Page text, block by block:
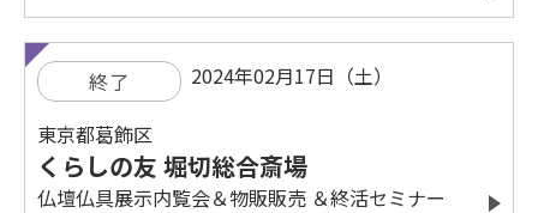
終了 2024年02月17日（土）
東京都葛飾区
くらしの友 堀切総合斎場
仏壇仏具展示内覧会＆物販販売 ＆終活セミナー